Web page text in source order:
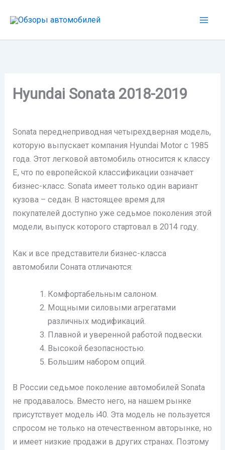
Hyundai Sonata 2018-2019
Sonata переднеприводная четырехдверная модель,
которую выпускает компания Hyundai Motor с 1985
года. Этот легковой автомобиль относится к классу
Е, что по европейской классификации означает
бизнес-класс. Sonata имеет только один вариант
кузова – седан. В настоящее время для
покупателей доступно уже седьмое поколения этой
модели, выпуск которого стартовал в 2014 году.
Как и все представители бизнес-класса
автомобили Соната отличаются:
Комфортабельным салоном.
Мощными силовыми агрегатами
различных модификаций.
Плавной и уверенной работой подвески.
Высокой безопасностью.
Большим набором опций.
В России седьмое поколение автомобилей Sonata
не продавалось. Вместо него, на нашем рынке
присутствует модель i40. Эта модель не пользуется
спросом не только на отечественном авторынке, но
и имеет низкие продажи в других странах. Поэтому